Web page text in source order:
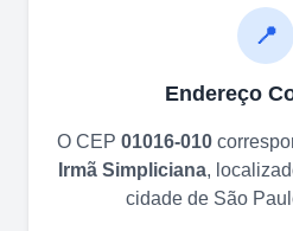
📍
Endereço
O CEP 01016-010
Irmã Simpliciana,
cidade de São